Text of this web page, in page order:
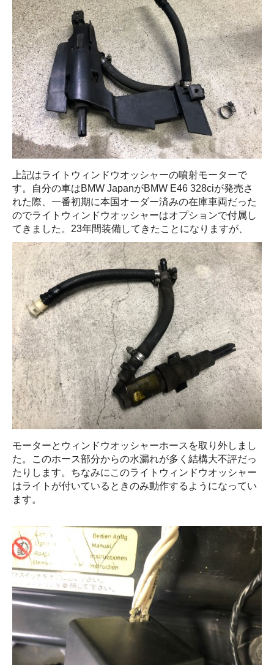
上記はライトウィンドウオッシャーの噴射モーターで
す。自分の車はBMW JapanがBMW E46 328ciが発売さ
れた際、一番初期に本国オーダー済みの在庫車両だった
のでライトウィンドウオッシャーはオプションで付属し
てきました。23年間装備してきたことになりますが、
モーターとウィンドウオッシャーホースを取り外しまし
た。このホース部分からの水漏れが多く結構大不評だっ
たりします。ちなみにこのライトウィンドウオッシャー
はライトが付いているときのみ動作するようになってい
ます。